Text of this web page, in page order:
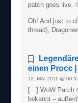
patch goes live.
Oh! And just to
thread),
einen Procc
12. MAI 2011 @
[…] WoW Patch
bekannt –